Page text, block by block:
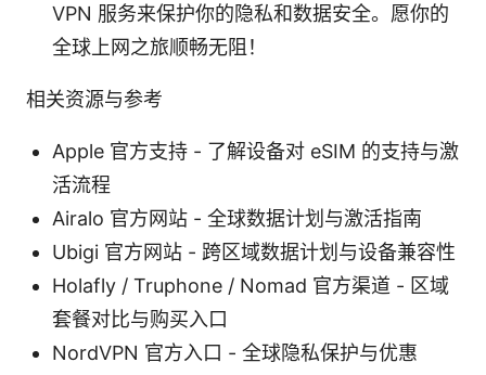
VPN 服务来保护你的隐私和数据安全。愿你的
全球上网之旅顺畅无阻！
相关资源与参考
Apple 官方支持 - 了解设备对 eSIM 的支持与激
活流程
Airalo 官方网站 - 全球数据计划与激活指南
Ubigi 官方网站 - 跨区域数据计划与设备兼容性
Holafly / Truphone / Nomad 官方渠道 - 区域
套餐对比与购买入口
NordVPN 官方入口 - 全球隐私保护与优惠